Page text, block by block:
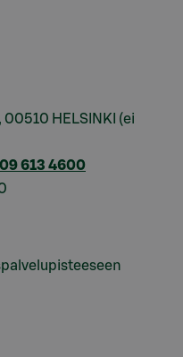
HELSINKI (ei
09 613 4600